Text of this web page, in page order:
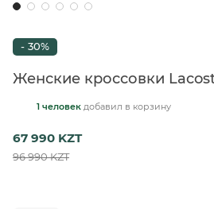
- 30%
Женские кроссовки
1 человек добавил в корзину
67 990 KZT
96 990 KZT